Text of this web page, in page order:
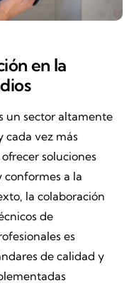
en la
un sector altamente
cada vez más
soluciones
conformes a la
la colaboración
de
es
de calidad y